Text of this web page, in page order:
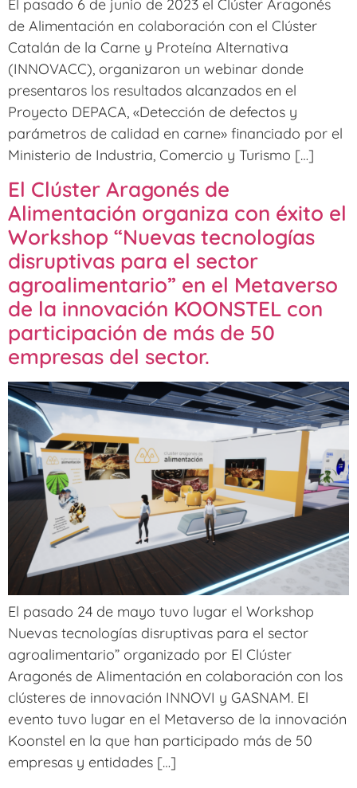
El pasado 6 de junio de 2023 el Clúster Aragonés
de Alimentación en colaboración con el Clúster
Catalán de la Carne y Proteína Alternativa
(INNOVACC), organizaron un webinar donde
presentaros los resultados alcanzados en el
Proyecto DEPACA, «Detección de defectos y
parámetros de calidad en carne» financiado por el
Ministerio de Industria, Comercio y Turismo […]
El Clúster Aragonés de
Alimentación organiza con éxito el
Workshop “Nuevas tecnologías
disruptivas para el sector
agroalimentario” en el Metaverso
de la innovación KOONSTEL con
participación de más de 50
empresas del sector.
El pasado 24 de mayo tuvo lugar el Workshop
Nuevas tecnologías disruptivas para el sector
agroalimentario” organizado por El Clúster
Aragonés de Alimentación en colaboración con los
clústeres de innovación INNOVI y GASNAM. El
evento tuvo lugar en el Metaverso de la innovación
Koonstel en la que han participado más de 50
empresas y entidades […]